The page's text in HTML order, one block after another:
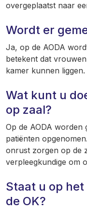
overgeplaatst naar
Wordt er
Ja, op de AODA
betekent dat
kamer kunnen liggen.
Wat kunt u
op zaal?
Op de AODA worden
patiënten
onrust zorgen op de
verpleegkundige om
Staat u op
de OK?